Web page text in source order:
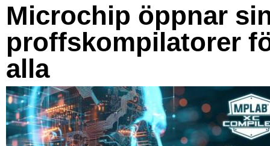
Microchip öppnar
proffskompilatorer
alla